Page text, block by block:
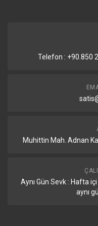
Telefon : +90.850
Muhittin Mah. Adnan
Aynı Gün Sevk : Hafta
aynı